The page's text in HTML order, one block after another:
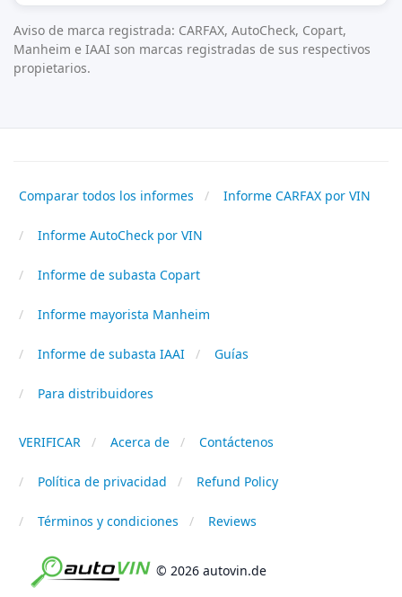
Aviso de marca registrada: CARFAX, AutoCheck, Copart,
Manheim e IAAI son marcas registradas de sus respectivos
propietarios.
Comparar todos los informes Informe CARFAX por VIN
Informe AutoCheck por VIN
Informe de subasta Copart
Informe mayorista Manheim
Informe de subasta IAAI Guías
Para distribuidores
VERIFICAR Acerca de Contáctenos
Política de privacidad Refund Policy
Términos y condiciones Reviews
© 2026 autovin.de